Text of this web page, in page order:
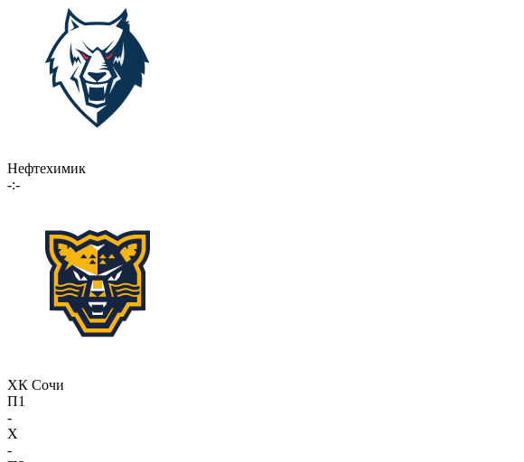
Нефтехимик
-:-
ХК Сочи
П1
-
X
-